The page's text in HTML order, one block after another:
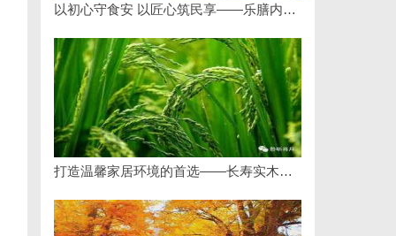
以初心守食安 以匠心筑民享——乐膳内厨（北京）餐饮管理有限公司创始人石贵民的健康餐饮之道
打造温馨家居环境的首选——长寿实木门详解